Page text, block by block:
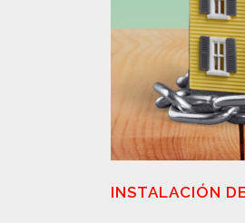
INSTALACIÓN